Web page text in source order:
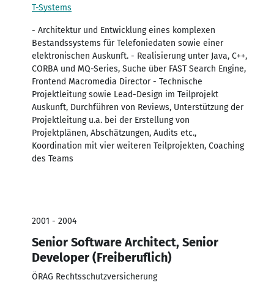
T-Systems
- Architektur und Entwicklung eines komplexen
Bestandssystems für Telefoniedaten sowie einer
elektronischen Auskunft. - Realisierung unter Java, C++,
CORBA und MQ-Series, Suche über FAST Search Engine,
Frontend Macromedia Director - Technische
Projektleitung sowie Lead-Design im Teilprojekt
Auskunft, Durchführen von Reviews, Unterstützung der
Projektleitung u.a. bei der Erstellung von
Projektplänen, Abschätzungen, Audits etc.,
Koordination mit vier weiteren Teilprojekten, Coaching
des Teams
2001 - 2004
Senior Software Architect, Senior
Developer (Freiberuflich)
ÖRAG Rechtsschutzversicherung